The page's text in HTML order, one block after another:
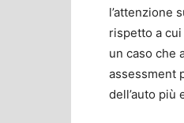
l’attenzione
rispetto a
un caso che
assessment
dell’auto più